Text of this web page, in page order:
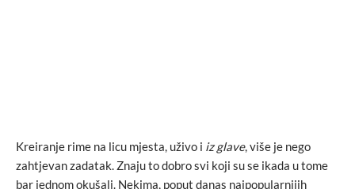
Kreiranje rime na licu mjesta, uživo i iz glave, više je nego
zahtjevan zadatak. Znaju to dobro svi koji su se ikada u tome
bar jednom okušali. Nekima, poput danas najpopularnijih